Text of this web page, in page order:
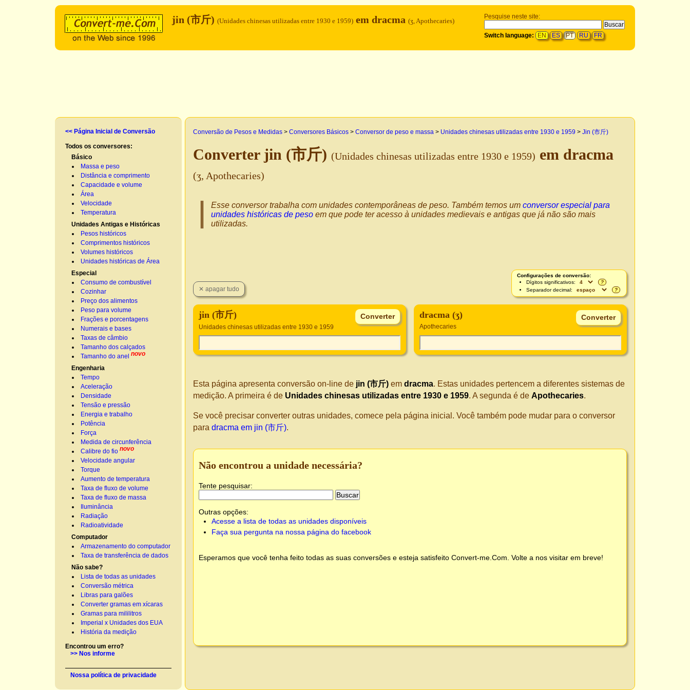
Pesquise neste site:
Switch language: EN ES PT RU FR
jin (市斤) (Unidades chinesas utilizadas entre 1930 e 1959) em dracma (ʒ, Apothecaries)
<< Página Inicial de Conversão
Todos os conversores:
Básico
Massa e peso
Distância e comprimento
Capacidade e volume
Área
Velocidade
Temperatura
Unidades Antigas e Históricas
Pesos históricos
Comprimentos históricos
Volumes históricos
Unidades históricas de Área
Especial
Consumo de combustível
Cozinhar
Preço dos alimentos
Peso para volume
Frações e porcentagens
Numerais e bases
Taxas de câmbio
Tamanho dos calçados
Tamanho do anel novo
Engenharia
Tempo
Aceleração
Densidade
Tensão e pressão
Energia e trabalho
Potência
Força
Medida de circunferência
Calibre do fio novo
Velocidade angular
Torque
Aumento de temperatura
Taxa de fluxo de volume
Taxa de fluxo de massa
Iluminância
Radiação
Radioatividade
Computador
Armazenamento do computador
Taxa de transferência de dados
Não sabe?
Lista de todas as unidades
Conversão métrica
Libras para galões
Converter gramas em xícaras
Gramas para mililitros
Imperial x Unidades dos EUA
História da medição
Encontrou um erro?
>> Nos informe
Nossa política de privacidade
Conversão de Pesos e Medidas > Conversores Básicos > Conversor de peso e massa > Unidades chinesas utilizadas entre 1930 e 1959 > Jin (市斤)
Converter jin (市斤) (Unidades chinesas utilizadas entre 1930 e 1959) em dracma
(ʒ, Apothecaries)
Esse conversor trabalha com unidades contemporâneas de peso. Também temos um conversor especial para
unidades históricas de peso em que pode ter acesso à unidades medievais e antigas que já não são mais
utilizadas.
Configurações de conversão:
Dígitos significativos:
?
Separador decimal:
?
jin (市斤)
Unidades chinesas utilizadas entre 1930 e 1959
dracma (ʒ)
Apothecaries
Esta página apresenta conversão on-line de jin (市斤) em dracma. Estas unidades pertencem a diferentes sistemas de
medição. A primeira é de Unidades chinesas utilizadas entre 1930 e 1959. A segunda é de Apothecaries.
Se você precisar converter outras unidades, comece pela página inicial. Você também pode mudar para o conversor
para dracma em jin (市斤).
Não encontrou a unidade necessária?
Tente pesquisar:
Outras opções:
Acesse a lista de todas as unidades disponíveis
Faça sua pergunta na nossa página do facebook
Esperamos que você tenha feito todas as suas conversões e esteja satisfeito Convert-me.Com . Volte a nos visitar em breve!